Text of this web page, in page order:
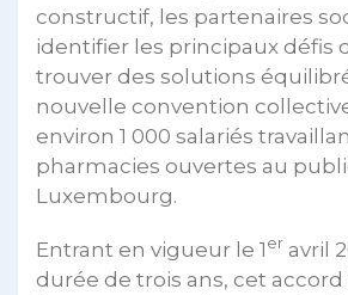
constructif, les partenaires
identifier les principaux défis
trouver des solutions
nouvelle convention
environ 1 000 salariés
pharmacies ouvertes au
Luxembourg.
Entrant en vigueur le 1 er avril
durée de trois ans, cet